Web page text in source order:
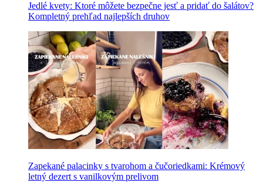
Jedlé kvety: Ktoré môžete bezpečne jesť a pridať do šalátov?
Kompletný prehľad najlepších druhov
Zapekané palacinky s tvarohom a čučoriedkami: Krémový
letný dezert s vanilkovým prelivom